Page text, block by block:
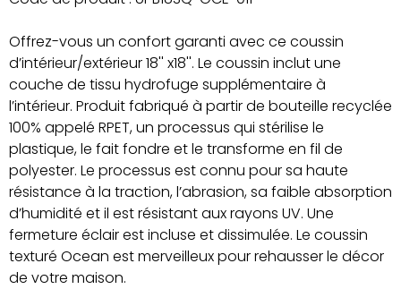
Offrez-vous un confort garanti avec ce coussin
d’intérieur/extérieur 18'' x18''. Le coussin inclut une
couche de tissu hydrofuge supplémentaire à
l’intérieur. Produit fabriqué à partir de bouteille recyclée
100% appelé RPET, un processus qui stérilise le
plastique, le fait fondre et le transforme en fil de
polyester. Le processus est connu pour sa haute
résistance à la traction, l’abrasion, sa faible absorption
d’humidité et il est résistant aux rayons UV. Une
fermeture éclair est incluse et dissimulée. Le coussin
texturé Ocean est merveilleux pour rehausser le décor
de votre maison.